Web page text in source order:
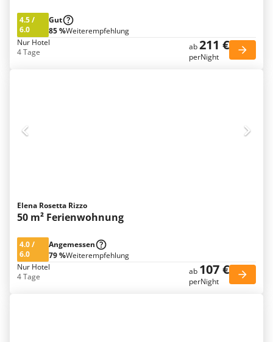
4.5/
6.0
Gut
85 %Weiterempfehlung
Nur Hotel
4 Tage
ab211 €
perNight
Elena Rosetta Rizzo
50 m² Ferienwohnung
4.0/
6.0
Angemessen
79 %Weiterempfehlung
Nur Hotel
4 Tage
ab 107 €
perNight